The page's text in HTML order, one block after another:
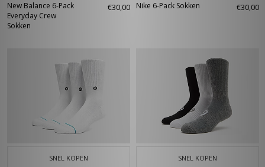
New Balance 6-Pack
Everyday Crew
Sokken
€30,00 Nike 6-Pack Sokken €30,00
SNEL KOPEN SNEL KOPEN